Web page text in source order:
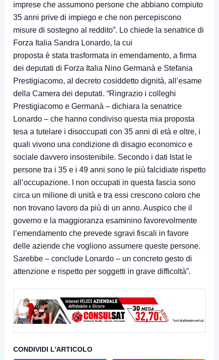
imprese che assumono persone che abbiano compiuto
35 anni prive di impiego e che non percepiscono
misure di sostegno al reddito”. Lo chiede la senatrice di
Forza Italia Sandra Lonardo, la cui
proposta è stata trasformata in emendamento, a firma
dei deputati di Forza Italia Nino Germanà e Stefania
Prestigiacomo, al decreto cosiddetto dignità, all’esame
della Camera dei deputati. “Ringrazio i colleghi
Prestigiacomo e Germanà – dichiara la senatrice
Lonardo – che hanno condiviso questa mia proposta
tesa a tutelare i disoccupati con 35 anni di età e oltre, i
quali vivono una condizione di disagio economico e
sociale davvero insostenibile. Secondo i dati Istat le
persone tra i 35 e i 49 anni sono le più falcidiate rispetto
all’occupazione. I non occupati in questa fascia sono
circa un milione di unità e tra essi crescono coloro che
non trovano lavoro da più di un anno. Auspico che il
governo e la maggioranza esaminino favorevolmente
l’emendamento che prevede sgravi fiscali in favore
delle aziende che vogliono assumere queste persone.
Sarebbe – conclude Lonardo – un concreto gesto di
attenzione e rispetto per soggetti in grave difficoltà”.
CONDIVIDI L'ARTICOLO